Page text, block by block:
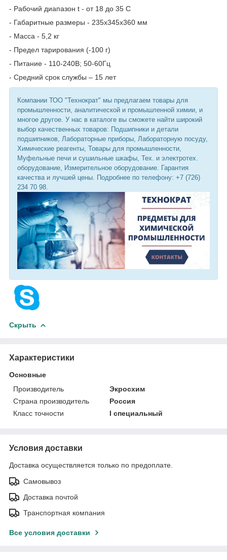
- Рабочий диапазон t - от 18 до 35 C
- Габаритные размеры - 235х345х360 мм
- Масса - 5,2 кг
- Предел тарирования (-100 г)
- Питание - 110-240В; 50-60Гц
- Средний срок службы – 15 лет
Компании ТОО "Технократ" мы предлагаем товары для
промышленности, аналитической и промышленной химии, и
многое другое. У нас в каталоге вы сможете найти широкий
выбор качественных товаров: Подшипники и детали
подшипников, Лабораторные приборы, Лабораторную посуду,
Химические реагенты, Товары для промышленности,
Муфельные печи и сушильные шкафы, Тех. и электротех.
оборудование, Измерительное оборудование. Гарантия
качества и лучшей цены. Подробнее по телефону: +7 (726)
234 70 98.
Скрыть
Характеристики
Основные
Производитель
Экросхим
Страна производитель
Россия
Класс точности
I специальный
Условия доставки
Доставка осуществляется только по предоплате.
Самовывоз
Доставка почтой
Транспортная компания
Все условия доставки